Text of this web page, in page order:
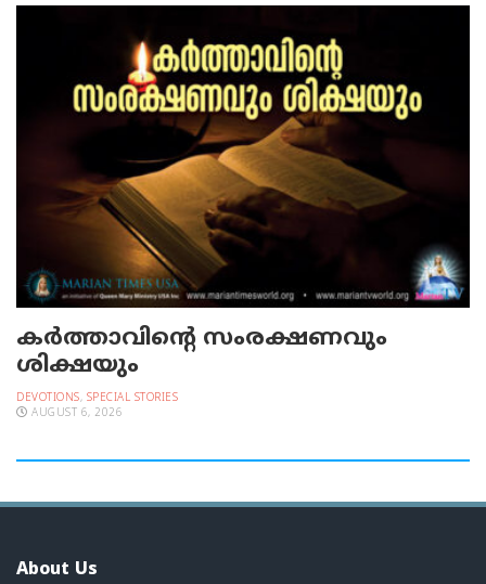
കർത്താവിന്റെ സംരക്ഷണവും
ശിക്ഷയും
DEVOTIONS, SPECIAL STORIES
AUGUST 6, 2026
About Us